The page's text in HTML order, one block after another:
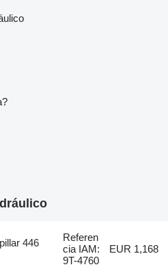
446
Referen
cia IAM:
9T-4760
EUR 1,168